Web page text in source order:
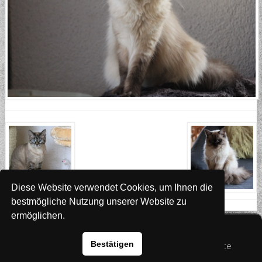
© 2026 Australian Shepherd - Hovawart - Zuchtstätte
Diese Website verwendet Cookies, um Ihnen die
bestmögliche Nutzung unserer Website zu
ermöglichen.
Bestätigen